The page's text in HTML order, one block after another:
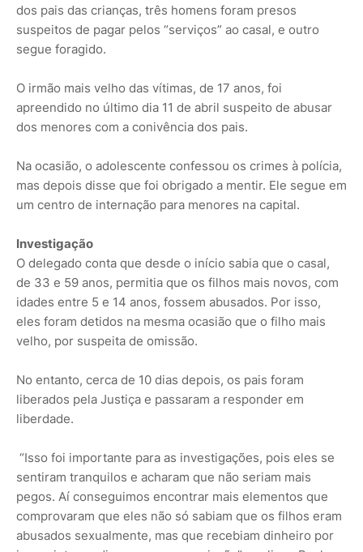
dos pais das crianças, três homens foram presos
suspeitos de pagar pelos “serviços” ao casal, e outro
segue foragido.
O irmão mais velho das vítimas, de 17 anos, foi
apreendido no último dia 11 de abril suspeito de abusar
dos menores com a conivência dos pais.
Na ocasião, o adolescente confessou os crimes à polícia,
mas depois disse que foi obrigado a mentir. Ele segue em
um centro de internação para menores na capital.
Investigação
O delegado conta que desde o início sabia que o casal,
de 33 e 59 anos, permitia que os filhos mais novos, com
idades entre 5 e 14 anos, fossem abusados. Por isso,
eles foram detidos na mesma ocasião que o filho mais
velho, por suspeita de omissão.
No entanto, cerca de 10 dias depois, os pais foram
liberados pela Justiça e passaram a responder em
liberdade.
“Isso foi importante para as investigações, pois eles se
sentiram tranquilos e acharam que não seriam mais
pegos. Aí conseguimos encontrar mais elementos que
comprovaram que eles não só sabiam que os filhos eram
abusados sexualmente, mas que recebiam dinheiro por